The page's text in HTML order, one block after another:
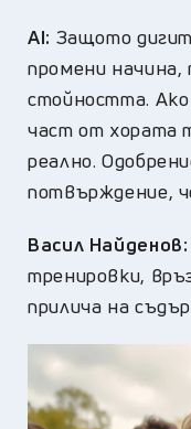
AI: Защото
промени
стойността.
част от хората
реално.
потвърждение,
Васил Найденов:
тренировки,
прилича на